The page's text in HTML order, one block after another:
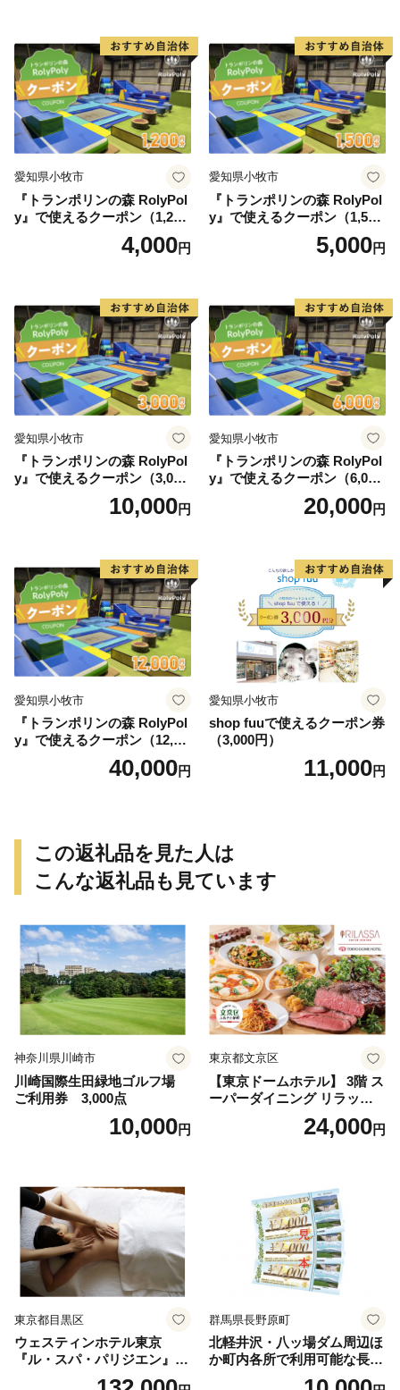
愛知県小牧市
『トランポリンの森 RolyPol
y』で使えるクーポン（1,200
4,000円
愛知県小牧市
『トランポリンの森 RolyPol
y』で使えるクーポン（1,500
5,000円
愛知県小牧市
『トランポリンの森 RolyPol
y』で使えるクーポン（3,000
10,000円
愛知県小牧市
『トランポリンの森 RolyPol
y』で使えるクーポン（6,000
20,000円
愛知県小牧市
『トランポリンの森 RolyPol
y』で使えるクーポン（12,00
40,000円
愛知県小牧市
shop fuuで使えるクーポン券
（3,000円）
11,000円
この返礼品を見た人は
こんな返礼品も見ています
神奈川県川崎市
川崎国際生田緑地ゴルフ場
ご利用券 3,000点
10,000円
東京都文京区
【東京ドームホテル】 3階 ス
ーパーダイニング リラッサ
ランチブッフェ お食事券 大
人1名様分 関東 東京 ご利用
24,000円
東京都目黒区
ウェスティンホテル東京
『ル・スパ・パリジエン』選
べるボディセラピー90分/1名
群馬県長野原町
北軽井沢・八ッ場ダム周辺ほ
か町内各所で利用可能な長野
原町ふるさと感謝券（3,000